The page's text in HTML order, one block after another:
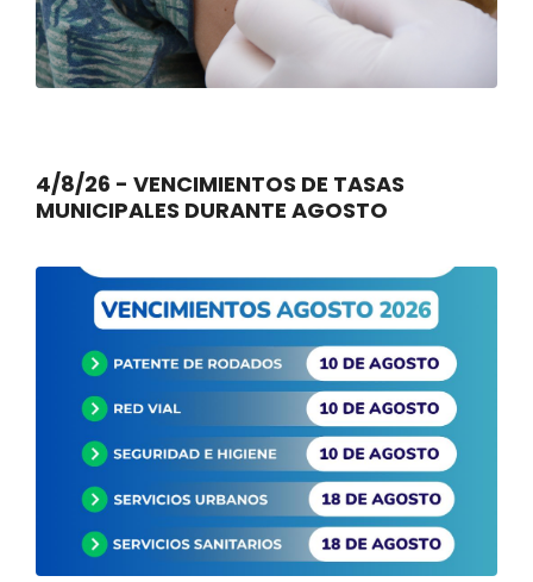
4/8/26 - VENCIMIENTOS DE TASAS
MUNICIPALES DURANTE AGOSTO